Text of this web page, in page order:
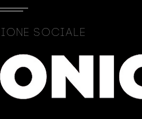
Sociale